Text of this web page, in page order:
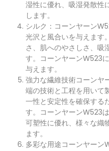
湿性に優れ、吸湿発散性
します。
シルク：コーンヤーン
光沢と風合いを与えます
さ、肌へのやさしさ、吸
す。コーンヤーンW523
与えます。
強力な繊維技術コーンヤ
端の技術と工程を用いて
一性と安定性を確保する
す。コーンヤーンW523
可塑性に優れ、様々な織
ます。
多彩な用途コーンヤーン